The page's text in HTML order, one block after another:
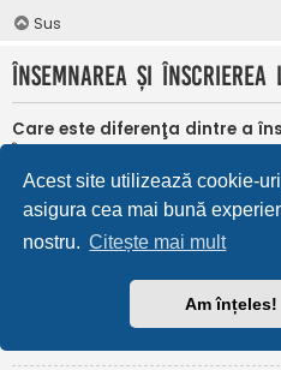
Acest site utilizează cookie-
asigura cea mai bună
nostru. Citește mai mult
Am înțeles!
Sus
Însemnarea şi
Care este diferenţa dintre a
În phpBB 3.0 însemnarea era
însemnarea în browser-ul web.
publicat un răspuns. În phpBB
asemănătoarea înscrierii la un
subiect este actualizat.
publicat un răspuns în subiectul
notificare pentru însemnare și
Panoul utilizatorului, sub